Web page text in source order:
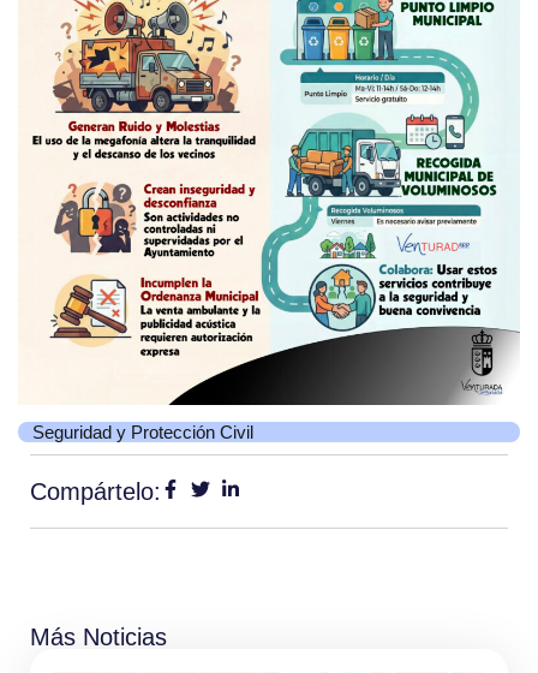
Seguridad y Protección Civil
Compártelo:
Más Noticias